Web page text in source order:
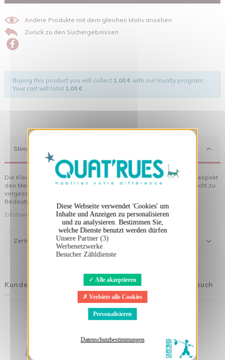
Diese Webseite verwendet 'Cookies' um
Inhalte und Anzeigen zu personalisieren
und zu analysieren. Bestimmen Sie,
welche Dienste benutzt werden dürfen
Unsere Partner (3)
Werbenetzwerke
Besucher Zähldienste
Alle akzeptieren
Verbiete alle Cookies
Personalisieren
Datenschutzbestimmungen
Andere Produkte mit dem gleichen Motiv ansehen
Zurück zu den Suchergebnissen
Buying this product you will collect 1,00 € with our loyalty program.
Your cart will total 1,00 €.
Stimmung
Die Kleidung von Quat'rues besteht aus Bio-Baumwolle, die mit Respekt
den Menschen und ihrer Umwelt gegenüber hergestellt wurde... nicht zu
vergessen die originellen Motive, die Ihrer Kleidung noch mehr
Bedeutung verleihen!
Erfahren Sie mehr über unsere Philosophie
Zertifizierung
Kunden, die diesen Artikel gekauft haben, kauften auch
...